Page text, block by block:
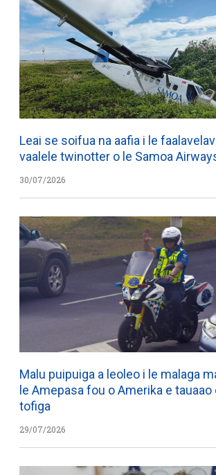
Leai se soifua na aafia i le
vaalele twinotter o le Samoa
30/07/2026
Malu puipuiga a leoleo i le malaga
le Amepasa fou o Amerika e tauaao
tofiga
29/07/2026